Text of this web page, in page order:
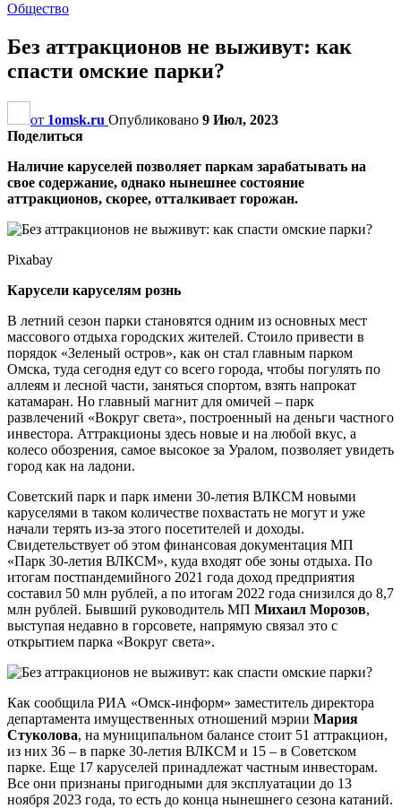
Общество
Без аттракционов не выживут: как
спасти омские парки?
от 1omsk.ru Опубликовано 9 Июл, 2023
Поделиться
Наличие каруселей позволяет паркам зарабатывать на
свое содержание, однако нынешнее состояние
аттракционов, скорее, отталкивает горожан.
Pixabay
Карусели каруселям рознь
В летний сезон парки становятся одним из основных мест
массового отдыха городских жителей. Стоило привести в
порядок «Зеленый остров», как он стал главным парком
Омска, туда сегодня едут со всего города, чтобы погулять по
аллеям и лесной части, заняться спортом, взять напрокат
катамаран. Но главный магнит для омичей – парк
развлечений «Вокруг света», построенный на деньги частного
инвестора. Аттракционы здесь новые и на любой вкус, а
колесо обозрения, самое высокое за Уралом, позволяет увидеть
город как на ладони.
Советский парк и парк имени 30-летия ВЛКСМ новыми
каруселями в таком количестве похвастать не могут и уже
начали терять из-за этого посетителей и доходы.
Свидетельствует об этом финансовая документация МП
«Парк 30-летия ВЛКСМ», куда входят обе зоны отдыха. По
итогам постпандемийного 2021 года доход предприятия
составил 50 млн рублей, а по итогам 2022 года снизился до 8,7
млн рублей. Бывший руководитель МП Михаил Морозов,
выступая недавно в горсовете, напрямую связал это с
открытием парка «Вокруг света».
Как сообщила РИА «Омск-информ» заместитель директора
департамента имущественных отношений мэрии Мария
Стуколова, на муниципальном балансе стоит 51 аттракцион,
из них 36 – в парке 30-летия ВЛКСМ и 15 – в Советском
парке. Еще 17 каруселей принадлежат частным инвесторам.
Все они признаны пригодными для эксплуатации до 13
ноября 2023 года, то есть до конца нынешнего сезона катаний.